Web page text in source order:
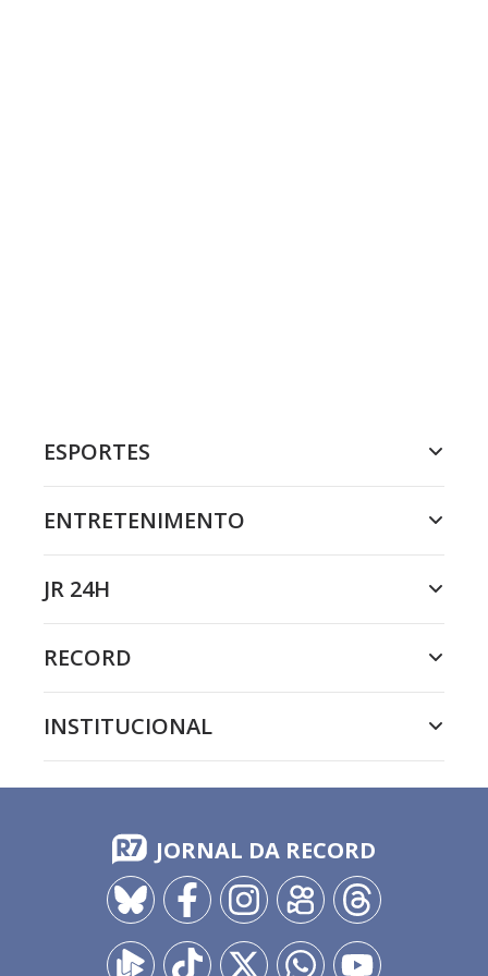
ESPORTES
ENTRETENIMENTO
JR 24H
RECORD
INSTITUCIONAL
JORNAL DA RECORD